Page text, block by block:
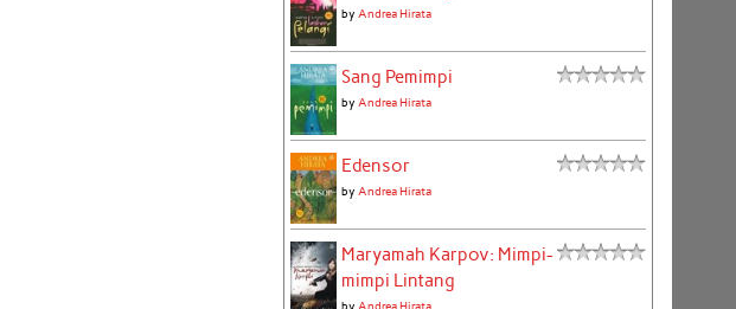
by Andrea Hirata
Sang Pemimpi
by Andrea Hirata
Edensor
by Andrea Hirata
Maryamah Karpov: Mimpi-
mimpi Lintang
by Andrea Hirata